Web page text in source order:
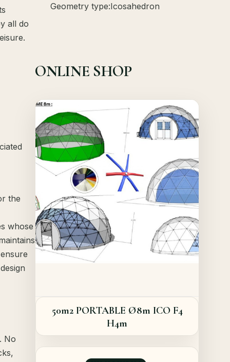
all do
the
whose
No
Geometry type:Icosahedron
ONLINE SHOP
Details
Offer!
50m2 PORTABLE Ø8m ICO F4
H4m